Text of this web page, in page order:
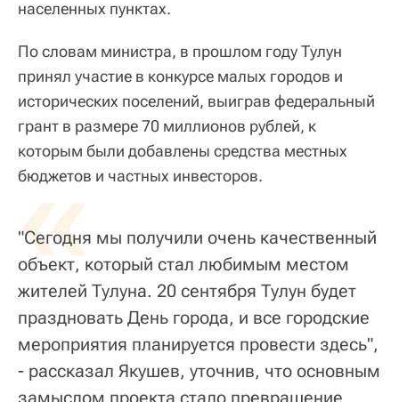
населенных пунктах.
По словам министра, в прошлом году Тулун
принял участие в конкурсе малых городов и
исторических поселений, выиграв федеральный
грант в размере 70 миллионов рублей, к
которым были добавлены средства местных
бюджетов и частных инвесторов.
«
"Сегодня мы получили очень качественный
объект, который стал любимым местом
жителей Тулуна. 20 сентября Тулун будет
праздновать День города, и все городские
мероприятия планируется провести здесь",
- рассказал Якушев, уточнив, что основным
замыслом проекта стало превращение